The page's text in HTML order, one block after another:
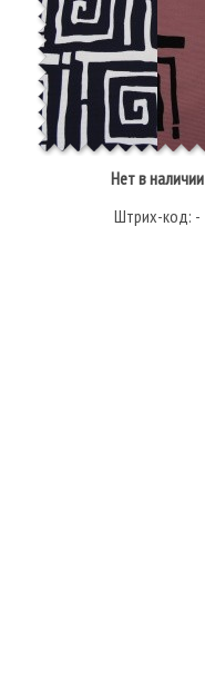
Нет в наличии
Штрих-код: -